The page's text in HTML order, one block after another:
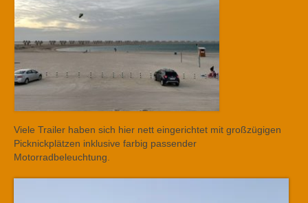
Viele Trailer haben sich hier nett eingerichtet mit großzügigen
Picknickplätzen inklusive farbig passender
Motorradbeleuchtung.